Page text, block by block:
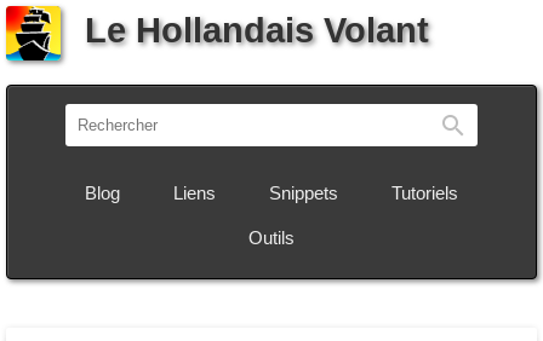
Le Hollandais Volant
Blog Liens Snippets Tutoriels
Outils